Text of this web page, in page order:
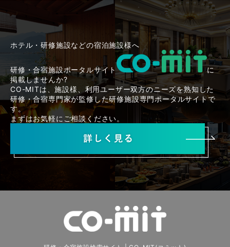
ホテル・研修施設などの宿泊施設様へ
研修・合宿施設ポータルサイト
に
掲載しませんか?
CO-MITは、施設様、利用ユーザー双方のニーズを熟知した
研修・合宿専門家が監修した研修施設専門ポータルサイトで
す。
まずはお気軽にご相談ください。